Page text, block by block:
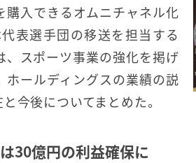
入できるオムニチャネル化
表選手団の移送を担当する
スポーツ事業の強化を掲げ
ールディングスの業績の説
今後についてまとめた。
30億円の利益確保に